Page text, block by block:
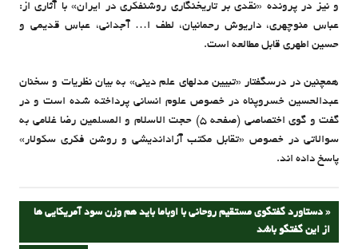
و نیز در پرونده «نقدی بر تاریخ‎نگاری روشن‎فکری در ایران» با آثاری از:
عباس منوچهری، داریوش رحمانیان، لطف ا… آجدانی، عباس قدیمی و
حسین اطهری قابل مطالعه است.
همچنین در درس‎گفتار «تبیین مدل‎های علم دینی» به بیان نظریات و سخنان
عبدالحسین خسروپناه در خصوص علوم انسانی پرداخته شده است و در
گفت و گوی اختصاصی (صفحه 5) حجت الاسلام و المسلمین رضا غلامی به
سوالاتی در خصوص «تقابل مکتب آزاداندیشی و روشن فکری سکولار»
پاسخ داده اند.
راهبری
PREVIOUS
POST:
دستاورد گفتگوی مستقیم روحانی با اوباما باید هم وزن سود آمریکایی ها
از این گفتگو باشد